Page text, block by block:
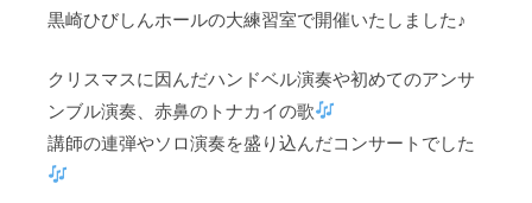
黒崎ひびしんホールの大練習室で開催いたしました♪
クリスマスに因んだハンドベル演奏や初めてのアンサ
ンブル演奏、赤鼻のトナカイの歌
講師の連弾やソロ演奏を盛り込んだコンサートでした